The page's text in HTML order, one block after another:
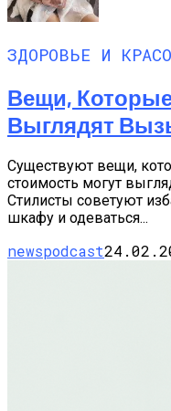
ЗДОРОВЬЕ И
Вещи,
Выглядят
Существуют вещи,
стоимость могут
Стилисты советуют
шкафу и одеваться...
newspodcast